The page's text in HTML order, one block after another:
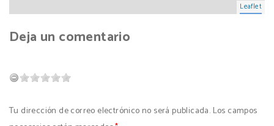
Leaflet
Deja un comentario
Tu dirección de correo electrónico no será publicada. Los campos